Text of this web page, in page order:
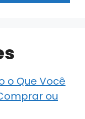
o Que Você
ou